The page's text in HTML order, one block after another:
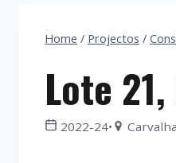
Home / Projectos /
Lote
2022-24•